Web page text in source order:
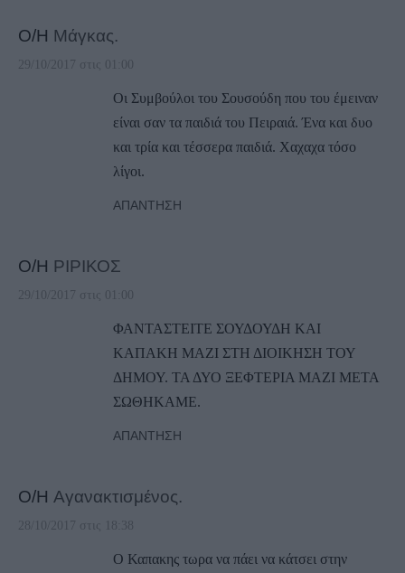
Ο/Η Μάγκας.
29/10/2017 στις 01:00
Οι Συμβούλοι του Σουσούδη που του έμειναν
είναι σαν τα παιδιά του Πειραιά. Ένα και δυο
και τρία και τέσσερα παιδιά. Χαχαχα τόσο
λίγοι.
ΑΠΆΝΤΗΣΗ
Ο/Η ΡΙΡΙΚΟΣ
29/10/2017 στις 01:00
ΦΑΝΤΑΣΤΕΙΤΕ ΣΟΥΔΟΥΔΗ ΚΑΙ
ΚΑΠΑΚΗ ΜΑΖΙ ΣΤΗ ΔΙΟΙΚΗΣΗ ΤΟΥ
ΔΗΜΟΥ. ΤΑ ΔΥΟ ΞΕΦΤΕΡΙΑ ΜΑΖΙ ΜΕΤΑ
ΣΩΘΗΚΑΜΕ.
ΑΠΆΝΤΗΣΗ
Ο/Η Αγανακτισμένος.
28/10/2017 στις 18:38
Ο Καπακης τωρα να πάει να κάτσει στην